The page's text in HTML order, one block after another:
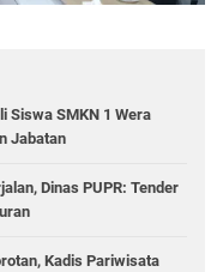
Siswa SMKN 1 Wera
Jabatan
Dinas PUPR: Tender
Kadis Pariwisata